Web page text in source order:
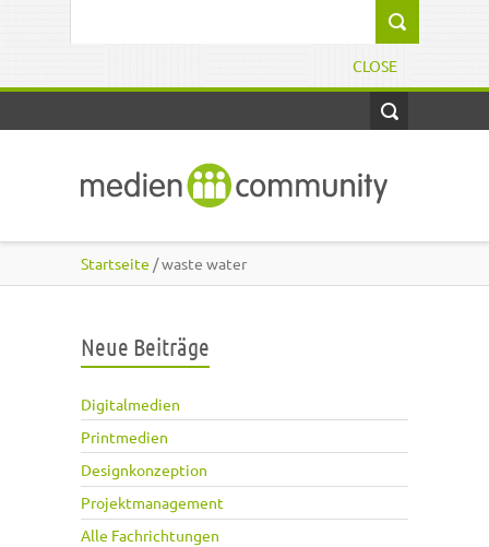
CLOSE
Startseite / waste water
Neue Beiträge
Digitalmedien
Printmedien
Designkonzeption
Projektmanagement
Alle Fachrichtungen